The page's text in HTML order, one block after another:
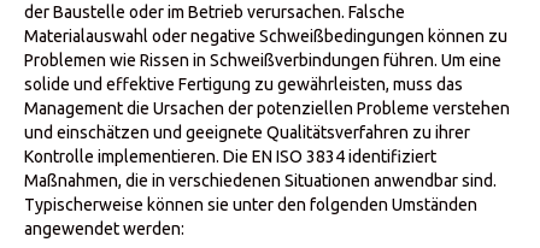
der Baustelle oder im Betrieb verursachen. Falsche
Materialauswahl oder negative Schweißbedingungen können zu
Problemen wie Rissen in Schweißverbindungen führen. Um eine
solide und effektive Fertigung zu gewährleisten, muss das
Management die Ursachen der potenziellen Probleme verstehen
und einschätzen und geeignete Qualitätsverfahren zu ihrer
Kontrolle implementieren. Die EN ISO 3834 identifiziert
Maßnahmen, die in verschiedenen Situationen anwendbar sind.
Typischerweise können sie unter den folgenden Umständen
angewendet werden: